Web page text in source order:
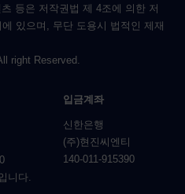
등은 저작권법 제 4조에 의한 저
있으며, 무단 도용시 법적인 제재
right Reserved.
니다.
입금계좌
신한은행
(주)현진씨엔티
140-011-915390